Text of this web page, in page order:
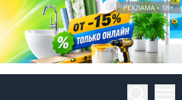
РЕКЛАМА • 18+